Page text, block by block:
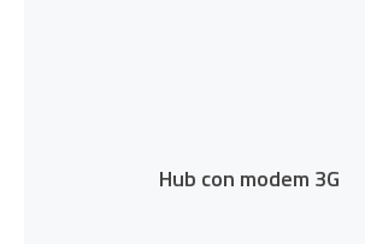
Hub con modem 3G